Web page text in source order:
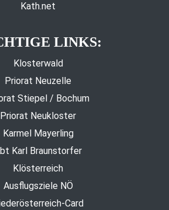
Kath.net
LINKS:
Klosterwald
Priorat Neuzelle
Stiepel / Bochum
Priorat Neukloster
Karmel Mayerling
Karl Braunstorfer
Klösterreich
Ausflugsziele NÖ
Card